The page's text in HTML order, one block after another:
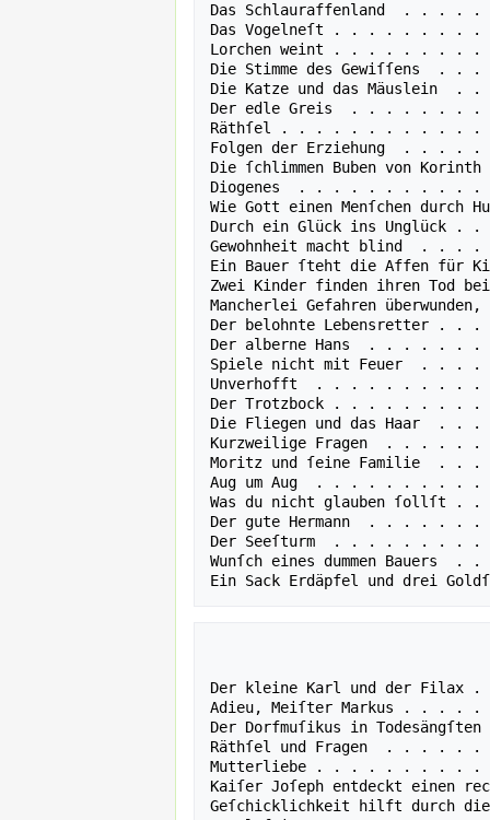
Das Schlauraffenland
Das Vogelneſt . . . .
Lorchen weint . . . . . .
Die Stimme des
Die Katze und das
Der edle Greis  . . . . .
Räthſel . . . . . . . . . .
Folgen der Erziehung  .
Die ſchlimmen Buben
Diogenes  . . . . . . . . .
Wie Gott einen Menſchen
Durch ein Glück ins
Gewohnheit macht blind
Ein Bauer ſteht die Affen
Zwei Kinder finden ihren
Mancherlei Gefahren
Der belohnte
Der alberne Hans  . . .
Spiele nicht mit Feuer
Unverhofft  . . . . . . . .
Der Trotzbock . . . . . .
Die Fliegen und das
Kurzweilige Fragen  . .
Moritz und ſeine
Aug um Aug  . . . . . . .
Was du nicht glauben
Der gute Hermann  . . .
Der Seeſturm  . . . . . .
Wunſch eines dummen
Der kleine Karl und der
Adieu, Meiſter Markus .
Der Dorfmuſikus in
Räthſel und Fragen  . .
Mutterliebe . . . . . . . .
Kaiſer Joſeph entdeckt
Geſchicklichkeit hilft